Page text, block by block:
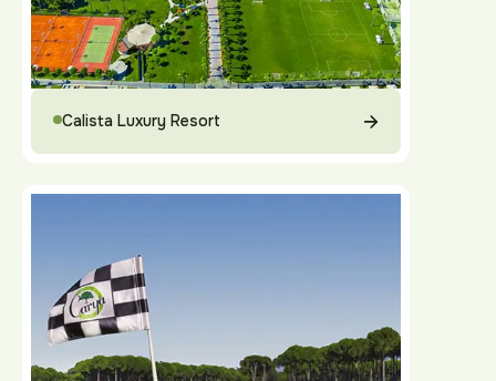
Calista Luxury Resort